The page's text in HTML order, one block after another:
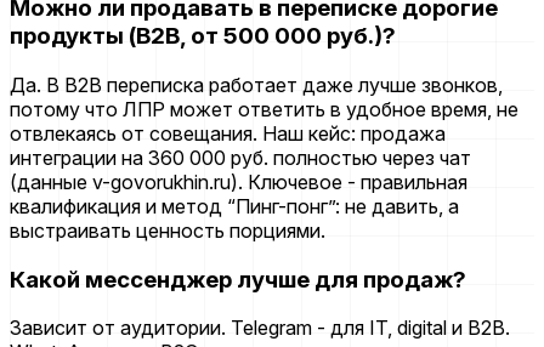
Можно ли продавать в переписке дорогие
продукты (B2B, от 500 000 руб.)?
Да. В B2B переписка работает даже лучше звонков,
потому что ЛПР может ответить в удобное время, не
отвлекаясь от совещания. Наш кейс: продажа
интеграции на 360 000 руб. полностью через чат
(данные v-govorukhin.ru). Ключевое - правильная
квалификация и метод “Пинг-понг”: не давить, а
выстраивать ценность порциями.
Какой мессенджер лучше для продаж?
Зависит от аудитории. Telegram - для IT, digital и B2B.